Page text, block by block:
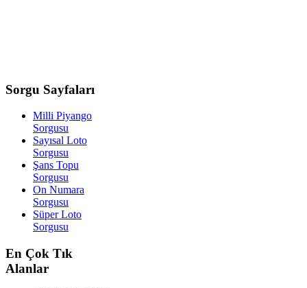
Sorgu Sayfaları
Milli Piyango
Sorgusu
Sayısal Loto
Sorgusu
Şans Topu
Sorgusu
On Numara
Sorgusu
Süper Loto
Sorgusu
En Çok Tık
Alanlar